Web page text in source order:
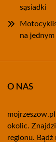
sąsiadki
na
O NAS
okolic.
regionu. Bądź